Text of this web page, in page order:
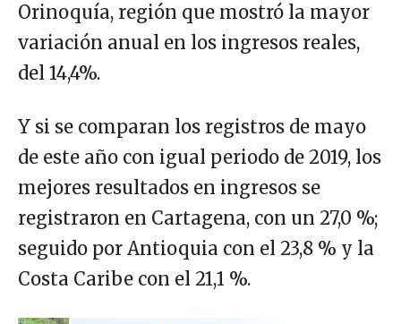
Orinoquía, región que mostró la mayor
variación anual en los ingresos reales,
del 14,4%.
Y si se comparan los registros de mayo
de este año con igual periodo de 2019, los
mejores resultados en ingresos se
registraron en Cartagena, con un 27,0 %;
seguido por Antioquia con el 23,8 % y la
Costa Caribe con el 21,1 %.